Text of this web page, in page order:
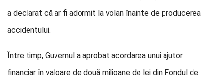
a declarat că ar fi adormit la volan înainte de producerea
accidentului.
Între timp, Guvernul a aprobat acordarea unui ajutor
financiar în valoare de două milioane de lei din Fondul de